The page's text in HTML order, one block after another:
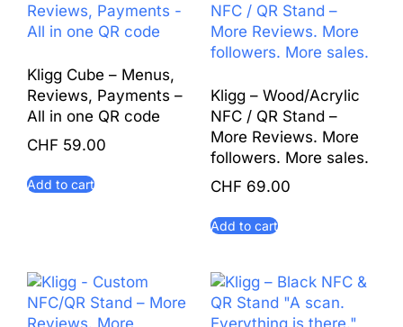
Kligg Cube – Menus,
Reviews, Payments –
All in one QR code
CHF 59.00
Add to cart
Kligg – Wood/Acrylic
NFC / QR Stand –
More Reviews. More
followers. More sales.
CHF 69.00
Add to cart